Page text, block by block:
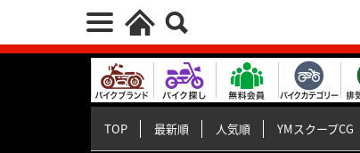
TOP 最新順 人気順 YMスクープCG